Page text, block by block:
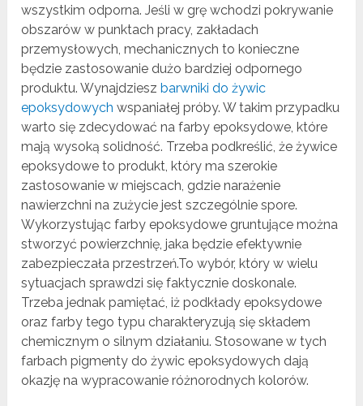
wszystkim odporna. Jeśli w grę wchodzi pokrywanie
obszarów w punktach pracy, zakładach
przemysłowych, mechanicznych to konieczne
będzie zastosowanie dużo bardziej odpornego
produktu. Wynajdziesz barwniki do żywic
epoksydowych wspaniałej próby. W takim przypadku
warto się zdecydować na farby epoksydowe, które
mają wysoką solidność. Trzeba podkreślić, że żywice
epoksydowe to produkt, który ma szerokie
zastosowanie w miejscach, gdzie narażenie
nawierzchni na zużycie jest szczególnie spore.
Wykorzystując farby epoksydowe gruntujące można
stworzyć powierzchnię, jaka będzie efektywnie
zabezpieczała przestrzeń.To wybór, który w wielu
sytuacjach sprawdzi się faktycznie doskonale.
Trzeba jednak pamiętać, iż podkłady epoksydowe
oraz farby tego typu charakteryzują się składem
chemicznym o silnym działaniu. Stosowane w tych
farbach pigmenty do żywic epoksydowych dają
okazję na wypracowanie różnorodnych kolorów.